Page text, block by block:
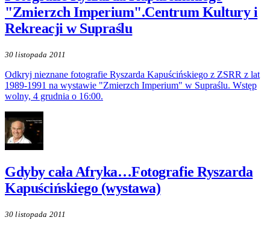
"Zmierzch Imperium".Centrum Kultury i
Rekreacji w Supraślu
30 listopada 2011
Odkryj nieznane fotografie Ryszarda Kapuścińskiego z ZSRR z lat
1989-1991 na wystawie "Zmierzch Imperium" w Supraślu. Wstęp
wolny, 4 grudnia o 16:00.
Gdyby cała Afryka…Fotografie Ryszarda
Kapuścińskiego (wystawa)
30 listopada 2011